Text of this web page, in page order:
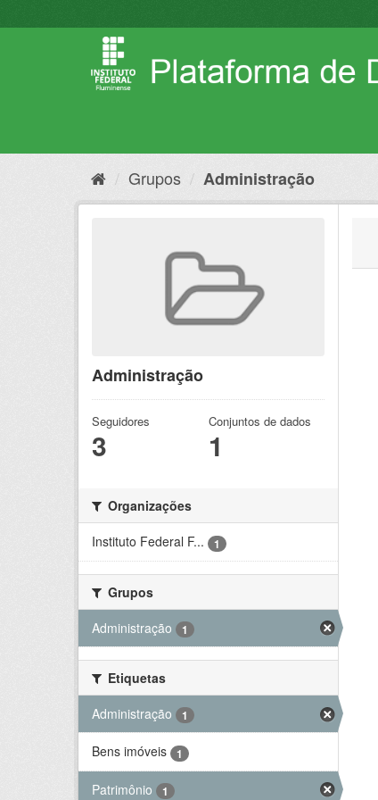
para
Grupos Administração
Administração
Seguidores
3
Conjuntos de dados
1
Organizações
Instituto Federal F...
1
Grupos
Administração
1
Etiquetas
Administração
1
Bens imóveis 1
Patrimônio 1